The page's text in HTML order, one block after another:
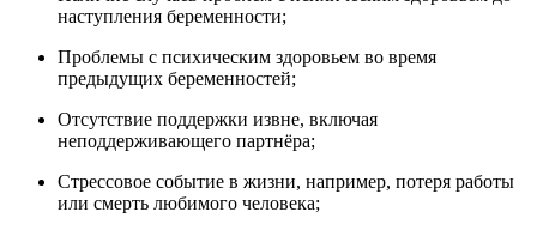
наступления беременности;
Проблемы с психическим здоровьем во время
предыдущих беременностей;
Отсутствие поддержки извне, включая
неподдерживающего партнёра;
Стрессовое событие в жизни, например, потеря работы
или смерть любимого человека;